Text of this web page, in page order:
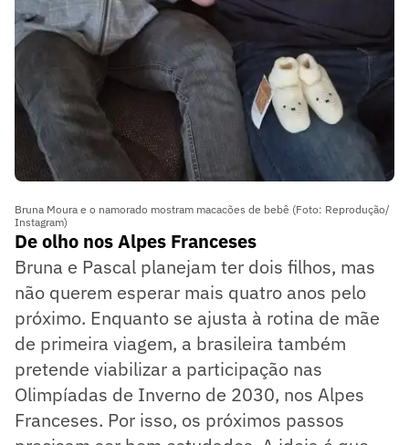
Bruna Moura e o namorado mostram macacões de bebê (Foto: Reprodução/
Instagram)
De olho nos Alpes Franceses
Bruna e Pascal planejam ter dois filhos, mas
não querem esperar mais quatro anos pelo
próximo. Enquanto se ajusta à rotina de mãe
de primeira viagem, a brasileira também
pretende viabilizar a participação nas
Olimpíadas de Inverno de 2030, nos Alpes
Franceses. Por isso, os próximos passos